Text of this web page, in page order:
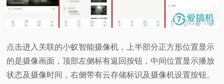
点击进入关联的小蚁智能摄像机，上半部分正方形位置显示
的是摄像画面，顶部左侧标有返回按钮，中间位置显示播放
状态及摄像时间，右侧带有云存储标识及摄像机设置按钮。